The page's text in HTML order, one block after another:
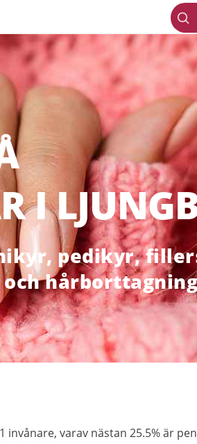
I
pedikyr,
invånare, varav nästan 25.5% är